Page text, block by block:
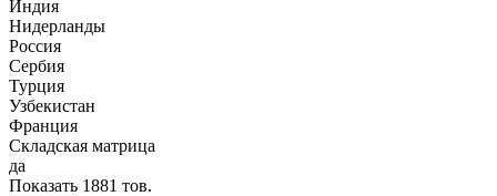
Индия
Нидерланды
Россия
Сербия
Турция
Узбекистан
Франция
Складская матрица
да
Показать 1881 тов.